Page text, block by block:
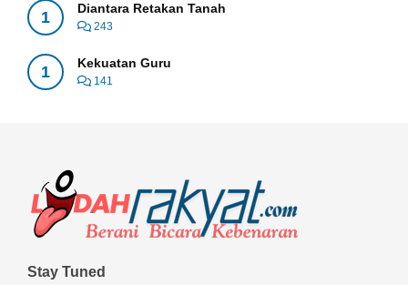
1 Diantara Retakan Tanah
243
1 Kekuatan Guru
141
Stay Tuned